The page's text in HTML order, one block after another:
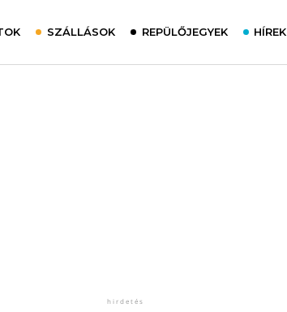
SZÁLLÁSOK REPÜLŐJEGYEK HÍREK